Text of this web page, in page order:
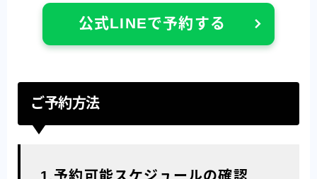
公式LINEで予約する
ご予約方法